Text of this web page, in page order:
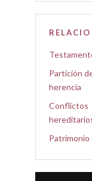
Partición
herencia
Conflictos
Patrimonio